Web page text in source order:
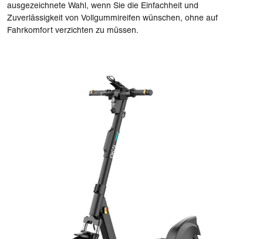
ausgezeichnete Wahl, wenn Sie die Einfachheit und
Zuverlässigkeit von Vollgummireifen wünschen, ohne auf
Fahrkomfort verzichten zu müssen.